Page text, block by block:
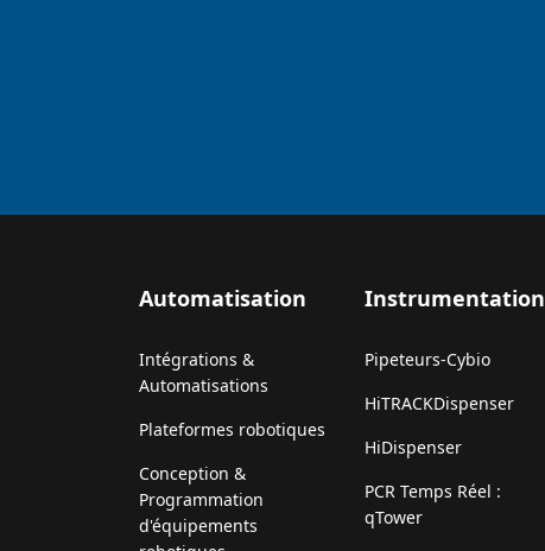
Automatisation
Intégrations &
Automatisations
Plateformes robotiques
Conception &
Programmation
d'équipements
Instrumentation
Pipeteurs-Cybio
HiTRACKDispenser
HiDispenser
PCR Temps Réel :
qTower